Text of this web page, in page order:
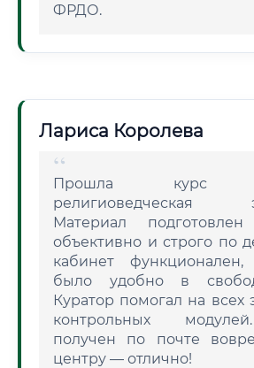
ФРДО.
Лариса Королева
Прошла курс
религиоведческая
Материал подготовлен
объективно и строго по
кабинет функционален,
было удобно в
Куратор помогал на всех
контрольных
получен по почте
центру — отлично!